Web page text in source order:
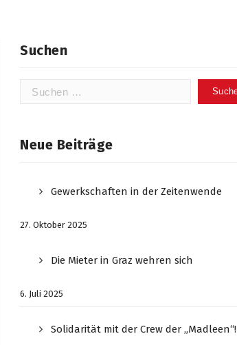
Suchen
Suchen
Neue Beiträge
Gewerkschaften in der Zeitenwende
27. Oktober 2025
Die Mieter in Graz wehren sich
6. Juli 2025
Solidarität mit der Crew der „Madleen“!